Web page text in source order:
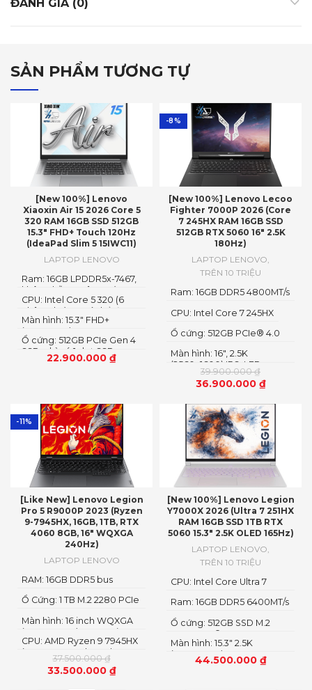
ĐÁNH GIÁ (0)
SẢN PHẨM TƯƠNG TỰ
[New 100%] Lenovo
Xiaoxin Air 15 2026 Core 5
320 RAM 16GB SSD 512GB
15.3″ FHD+ Touch 120Hz
(IdeaPad Slim 5 15IWC11)
LAPTOP LENOVO
22.900.000 ₫
Ổ cứng: 512GB PCIe Gen 4
SSD, chỉ có 1 slot SSD,
nâng cấp theo dạng thay
Màn hình: 15.3″ FHD+
(1920x1200) IPS
CPU: Intel Core 5 320 (6
nhân 6 luồng, có thể đạt
tới 4.6GHz)
Ram: 16GB LPDDR5x-7467,
không hỗ trợ nâng cấp
-8%
[New 100%] Lenovo Lecoo
Fighter 7000P 2026 (Core
7 245HX RAM 16GB SSD
512GB RTX 5060 16″ 2.5K
180Hz)
LAPTOP LENOVO
TRÊN 10 TRIỆU
39.900.000₫
36.900.000 ₫
Màn hình: 16″, 2.5K
(2560x1600) IPS, LED
Ổ cứng: 512GB PCIe® 4.0
CPU: Intel Core 7 245HX
Ram: 16GB DDR5 4800MT/s
-11%
[Like New] Lenovo Legion
Pro 5 R9000P 2023 (Ryzen
9-7945HX, 16GB, 1TB, RTX
4060 8GB, 16″ WQXGA
240Hz)
LAPTOP LENOVO
37.500.000₫
33.500.000 ₫
CPU: AMD Ryzen 9 7945HX
(16 cores x 32 threads, 2.5
up to 5.4GHz, 64MB
Cache)
Màn hình: 16 inch WQXGA
(2560 x 1600), IPS, Anti-
Glare, Non-Touch,
100%sRGB, 300 nits, 240Hz,
LED Backlight, Narrow
Bezel, Low Blue Light
Ổ Cứng: 1 TB M.2 2280 PCIe
RAM: 16GB DDR5 bus
[New 100%] Lenovo Legion
Y7000X 2026 (Ultra 7 251HX
RAM 16GB SSD 1TB RTX
5060 15.3″ 2.5K OLED 165Hz)
LAPTOP LENOVO
TRÊN 10 TRIỆU
44.500.000 ₫
Màn hình: 15.3" 2.5K
(2560x1600) OLED
Ổ cứng: 512GB SSD M.2
2242 PCIe® 4.0×4 NVMe
Ram: 16GB DDR5 6400MT/s
CPU: Intel Core Ultra 7